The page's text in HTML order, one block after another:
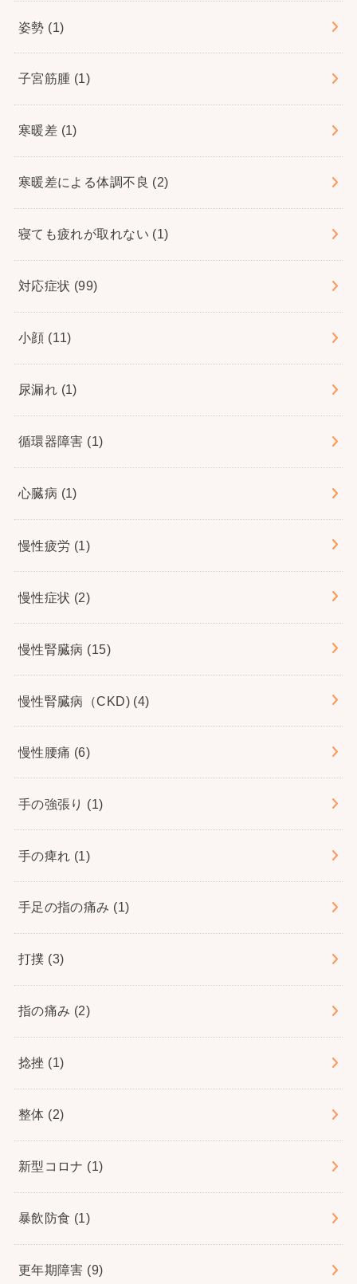
姿勢 (1)
子宮筋腫 (1)
寒暖差 (1)
寒暖差による体調不良 (2)
寝ても疲れが取れない (1)
対応症状 (99)
小顔 (11)
尿漏れ (1)
循環器障害 (1)
心臓病 (1)
慢性疲労 (1)
慢性症状 (2)
慢性腎臓病 (15)
慢性腎臓病（CKD) (4)
慢性腰痛 (6)
手の強張り (1)
手の痺れ (1)
手足の指の痛み (1)
打撲 (3)
指の痛み (2)
捻挫 (1)
整体 (2)
新型コロナ (1)
暴飲防食 (1)
更年期障害 (9)